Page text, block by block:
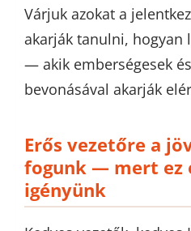
Várjuk azokat a
akarják tanulni, hogyan
— akik emberségesek
bevonásával akarják
Erős vezetőre a
fogunk — mert ez
igényünk